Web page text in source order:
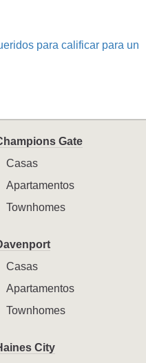
para calificar para un
Gate
Casas
Apartamentos
Townhomes
Casas
Apartamentos
Townhomes
City